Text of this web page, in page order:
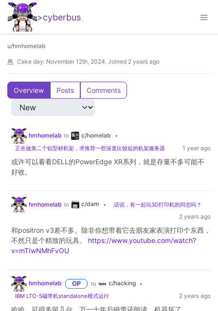
>cyberbus
u/hmhomelab
Cake day: November 12th, 2024. Joined 2 years ago
Overview Posts Comments
hmhomelab to c/homelab
•
正在做第二个铝型材机架，求推荐一些深度比较短的机架服务器
1 year ago
或许可以看看DELL的PowerEdge XR系列，就是存量不多可能不
好收。
hmhomelab to c/dam • 话说，有一起玩3D打印机的同志吗？
2 years ago
和positron v3差不多。除非你想带着它去朋友家表演打印个东西，
不然只是个精致的玩具。 https://www.youtube.com/watch?
v=mTIwNMhFvOU
hmhomelab OP to c/hacking
•
IBM LTO-5磁带机standalone模式运行
2 years ago